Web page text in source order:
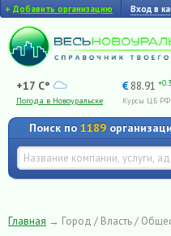
+ Добавить организацию Вход в
+17 C°
Погода в Новоуральске
€ 88.91
Курсы ЦБ РФ
Поиск по 1189
Главная → Город / Власть /